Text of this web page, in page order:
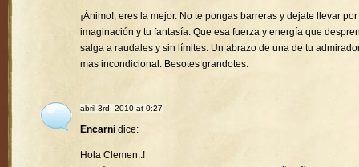
¡Ánimo!, eres la mejor. No te pongas barreras y dejate llevar por
imaginación y tu fantasía. Que esa fuerza y energía que
salga a raudales y sin límites. Un abrazo de una de tu
mas incondicional. Besotes grandotes.
abril 3rd, 2010 at 0:27
Encarni dice:
Hola Clemen..!